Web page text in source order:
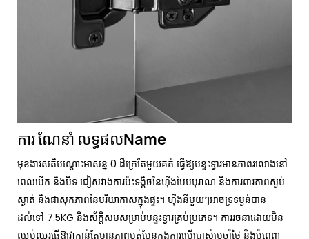
ការ ណែនាំ លទ្ធផលName
មុខងារសតិបណ្ដោះអាសន្ន 0 ដឺក្រេតែមួយគត់ ធ្វើឱ្យបន្ទះទ្វារមានភាពរលោងនៅ
ពេលបើក និងបិទ ជៀសវាងការប៉ះទង្គិចនៃហ៊ីងបែបបុរាណ និងការពារភាពស្ងប់
ស្ងាត់ និងផាសុកភាពនៃបរិយាកាសក្នុងផ្ទះ។ ហ៊ីងនីមួយៗអាចទ្រទម្ងន់បាន
ដល់ទៅ 7.5KG និងស័ក្តិសមសម្រាប់បន្ទះទ្វារគ្រប់ប្រភេទ។ ការរចនាដោយមិន
ឈប់ឈរធ្វើឱ្យវាកាន់តែមានភាពបត់បែនក្នុងការប្រើប្រាស់ប្រចាំថ្ងៃ និងបំពេញ